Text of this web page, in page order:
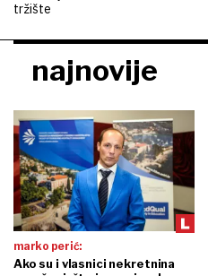
tržište
najnovije
marko perić:
Ako su i vlasnici nekretnina